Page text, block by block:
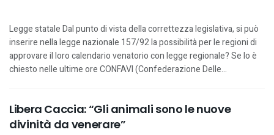
Legge statale Dal punto di vista della correttezza legislativa, si può
inserire nella legge nazionale 157/92 la possibilità per le regioni di
approvare il loro calendario venatorio con legge regionale? Se lo è
chiesto nelle ultime ore CONFAVI (Confederazione Delle...
Libera Caccia: “Gli animali sono le nuove
divinità da venerare”